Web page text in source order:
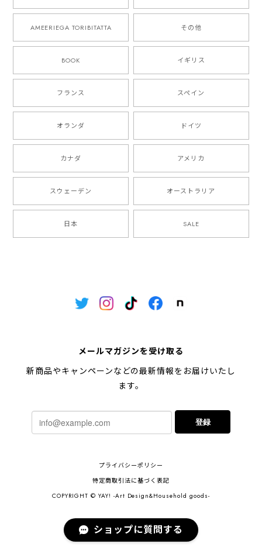
AMEERIEGA TORIBITATTA その他
BOOK イギリス
フランス スペイン
オランダ ドイツ
カナダ アメリカ
スウェーデン オーストラリア
日本 SALE
メールマガジンを受け取る
新商品やキャンペーンなどの最新情報をお届けいたし
ます。
登録
プライバシーポリシー
特定商取引法に基づく表記
COPYRIGHT © YAY! -Art Design&Household goods-
ショップに質問する